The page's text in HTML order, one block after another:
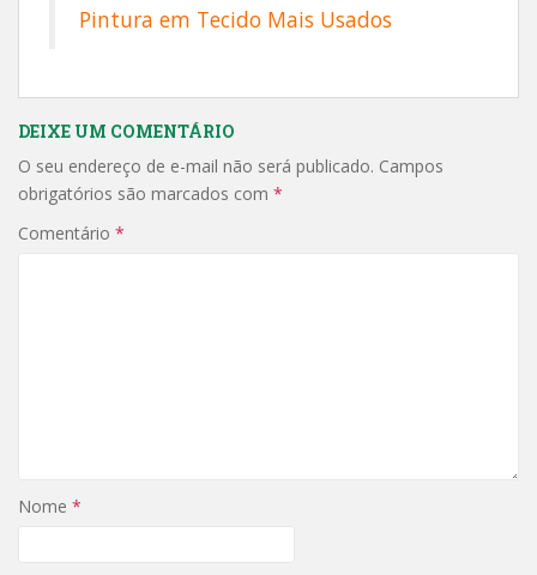
Pintura em Tecido Mais Usados
DEIXE UM COMENTÁRIO
O seu endereço de e-mail não será publicado. Campos
obrigatórios são marcados com *
Comentário *
Nome *